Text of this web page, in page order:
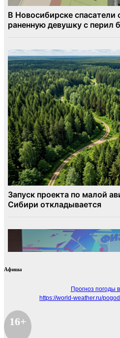
Афиша
Прогноз погоды
https://world-weather.ru/
16+